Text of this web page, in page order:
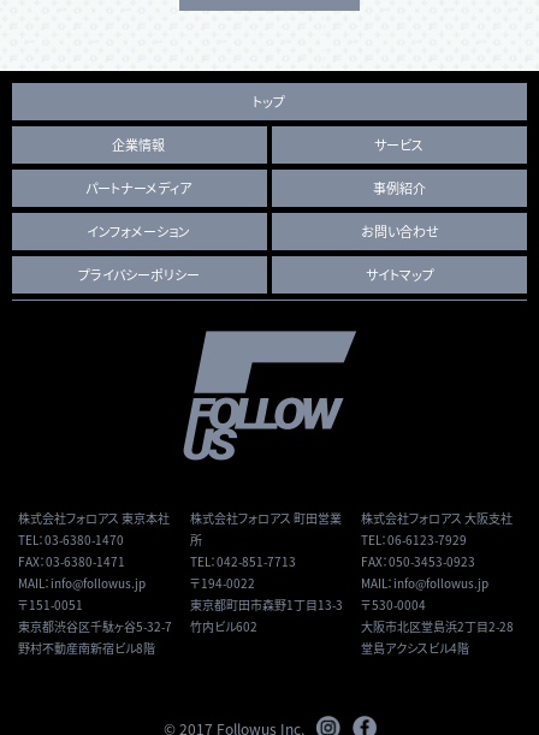
トップ
企業情報 サービス
パートナーメディア 事例紹介
インフォメーション お問い合わせ
プライバシーポリシー サイトマップ
株式会社フォロアス 東京本社
TEL：03-6380-1470
FAX：03-6380-1471
MAIL： info@followus.jp
〒151-0051
東京都渋谷区千駄ヶ谷5-32-7
野村不動産南新宿ビル8階
株式会社フォロアス 町田営業
所
TEL：042-851-7713
〒194-0022
東京都町田市森野1丁目13-3
竹内ビル602
株式会社フォロアス 大阪支社
TEL：06-6123-7929
FAX：050-3453-0923
MAIL： info@followus.jp
〒530-0004
大阪市北区堂島浜2丁目2-28
堂島アクシスビル4階
© 2017 Followus Inc.